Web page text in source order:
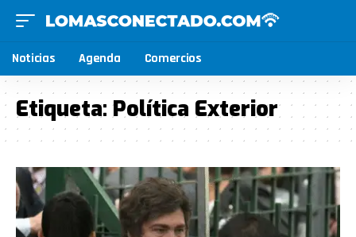
Noticias Agenda Comercios
Etiqueta:Política Exterior